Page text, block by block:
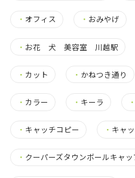
・ オフィス ・ おみやげ
・ お花 犬 美容室 川越駅
・ カット ・ かねつき通り
・ カラー ・ キーラ ・
・ キャッチコピー ・ キャ
・ クーパーズタウンボールキャッ